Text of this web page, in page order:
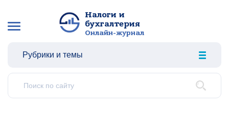
Налоги и
бухгалтерия
Онлайн-журнал
Рубрики и темы